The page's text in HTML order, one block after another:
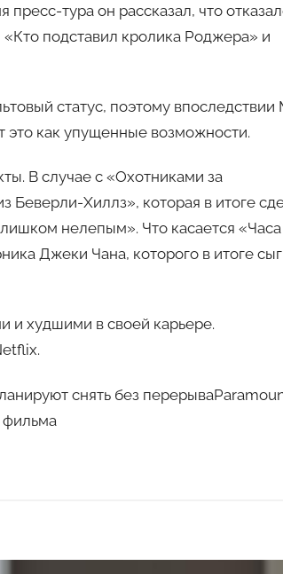
тура он рассказал, что
подставил кролика Роджера» и
статус, поэтому
как упущенные возможности.
В случае с «Охотниками за
Хиллз», которая в итоге
нелепым». Что касается
Джеки Чана, которого в итоге
и худшими в своей карьере.
снять без
фильма